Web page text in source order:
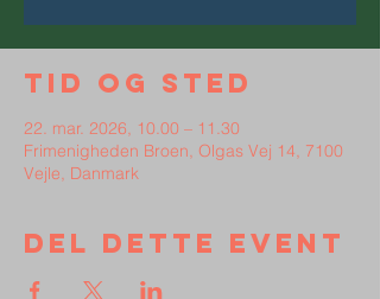
Tid og sted
22. mar. 2026, 10.00 – 11.30
Frimenigheden Broen, Olgas Vej 14, 7100
Vejle, Danmark
Del dette event